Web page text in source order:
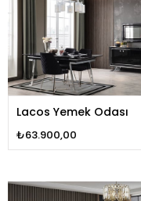
Lacos Yemek Odası
₺63.900,00